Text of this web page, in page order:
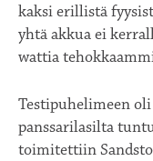
kaksi erillistä
yhtä akkua ei
wattia
Testipuhelimeen
panssarilasilta
toimitettiin